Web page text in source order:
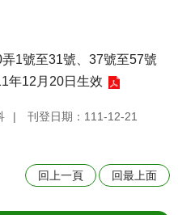
1號至31號、37號至57號
年12月20日生效
刊登日期：111-12-21
回上一頁 回最上面